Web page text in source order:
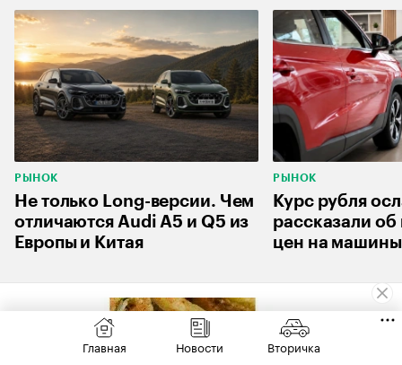
РЫНОК
Не только Long-версии. Чем
отличаются Audi A5 и Q5 из
Европы и Китая
РЫНОК
Курс рубля
рассказали
цен на машины
Главная Новости Вторичка